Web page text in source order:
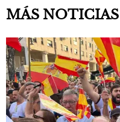
MÁS